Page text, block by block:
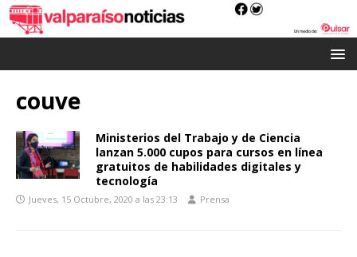
couve
Ministerios del Trabajo y de Ciencia
lanzan 5.000 cupos para cursos en línea
gratuitos de habilidades digitales y
tecnología
Jueves, 15 Octubre, 2020 a las 23:13 Prensa